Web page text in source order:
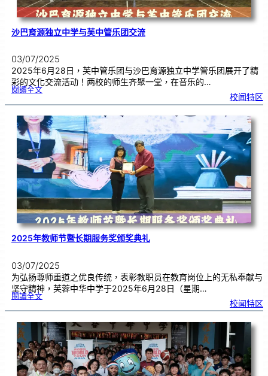
沙巴育源独立中学与芙中管乐团交流
03/07/2025
2025年6月28日，芙中管乐团与沙巴育源独立中学管乐团展开了精
彩的文化交流活动！两校的师生齐聚一堂，在音乐的…
閱讀全文:沙
源
立
中
学
与
芙
中
管
流
校闻特区
2025年教师节暨长期服务奖颁奖典礼
03/07/2025
为弘扬尊师重道之优良传统，表彰教职员在教育岗位上的无私奉献与
坚守精神，芙蓉中华中学于2025年6月28日（星期…
閱讀全文:2
5
教
师
节
暨
长
期
服
务
奖
颁
奖
典
礼
校闻特区